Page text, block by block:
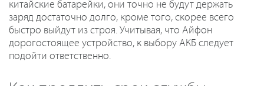
китайские батарейки, они точно не будут держать
заряд достаточно долго, кроме того, скорее всего
быстро выйдут из строя. Учитывая, что Айфон
дорогостоящее устройство, к выбору АКБ следует
подойти ответственно.